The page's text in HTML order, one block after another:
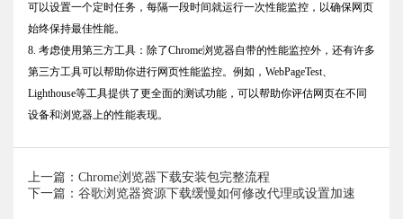
可以设置一个定时任务，每隔一段时间就运行一次性能监控，以确保网页
始终保持最佳性能。
8. 考虑使用第三方工具：除了Chrome浏览器自带的性能监控外，还有许多
第三方工具可以帮助你进行网页性能监控。例如，WebPageTest、
Lighthouse等工具提供了更全面的测试功能，可以帮助你评估网页在不同
设备和浏览器上的性能表现。
上一篇：Chrome浏览器下载安装包完整流程
下一篇：谷歌浏览器资源下载缓慢如何修改代理或设置加速